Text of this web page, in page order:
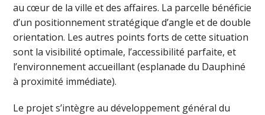
au cœur de la ville et des affaires. La parcelle bénéficie
d’un positionnement stratégique d’angle et de double
orientation. Les autres points forts de cette situation
sont la visibilité optimale, l’accessibilité parfaite, et
l’environnement accueillant (esplanade du Dauphiné
à proximité immédiate).
Le projet s’intègre au développement général du